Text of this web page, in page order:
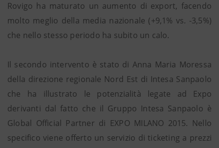
Rovigo ha maturato un aumento di export, facendo
molto meglio della media nazionale (+9,1% vs. -3,5%)
che nello stesso periodo ha subito un calo.
Il secondo intervento è stato di Anna Maria Moressa
della direzione regionale Nord Est di Intesa Sanpaolo
che ha illustrato le potenzialità legate ad Expo
derivanti dal fatto che il Gruppo Intesa Sanpaolo è
Global Official Partner di EXPO MILANO 2015. Nello
specifico viene offerto un servizio di ticketing a prezzi